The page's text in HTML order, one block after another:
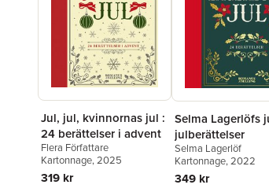
Jul, jul, kvinnornas jul :
24 berättelser i advent
Flera Författare
Kartonnage, 2025
319 kr
Selma Lagerlöfs
julberättelser
Selma Lagerlöf
Kartonnage, 2022
349 kr